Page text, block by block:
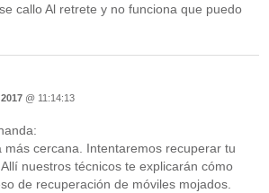
callo Al retrete y no funciona que puedo
@ 11:14:13
más cercana. Intentaremos recuperar tu
nuestros técnicos te explicarán cómo
de recuperación de móviles mojados.